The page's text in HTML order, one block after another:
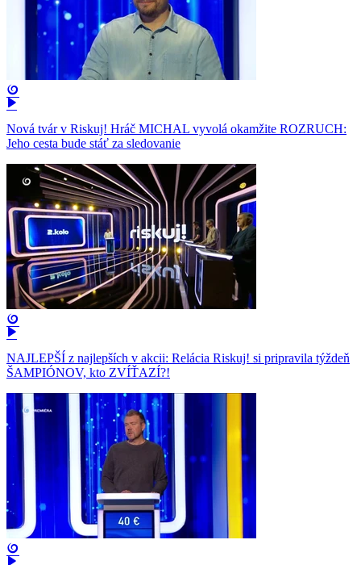
Nová tvár v Riskuj! Hráč MICHAL vyvolá okamžite ROZRUCH:
Jeho cesta bude stáť za sledovanie
NAJLEPŠÍ z najlepších v akcii: Relácia Riskuj! si pripravila týždeň
ŠAMPIÓNOV, kto ZVÍŤAZÍ?!